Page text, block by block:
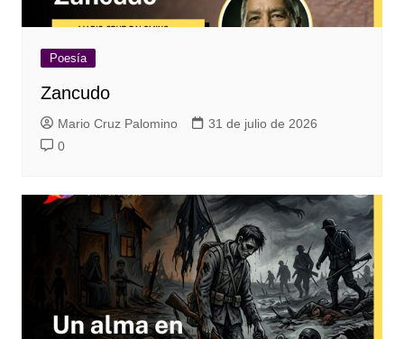
Poesía
Zancudo
Mario Cruz Palomino
31 de julio de 2026
0